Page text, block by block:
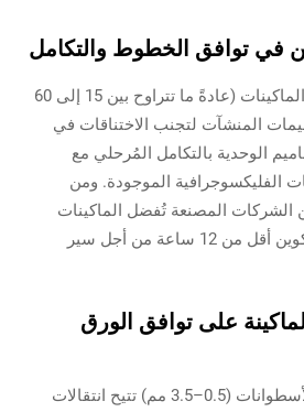
في توافق الخطوط والتكامل
يجب أن تتماشى أحجام الماكينات (عادةً ما تتراوح بين 15 إلى 60
المنشآت لتجنب الاختناقات في
الوحدية بالتكامل المُرحلي مع
الفليكسوجرافية الموجودة. ومن
بالذكر أن 72% من الشركات المصنعة تُفضل الماكينات
التي تتميز بزمن إعادة تكوين أقل من 12 ساعة من أجل سير
على توافق الورق
الفجوات المتغيرة في الأسطوانات (0.5–3.5 مم) تتيح انتقالات